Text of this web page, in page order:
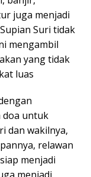
juga menjadi
Suri tidak
mengambil
yang tidak
luas
doa untuk
dan wakilnya,
relawan
menjadi